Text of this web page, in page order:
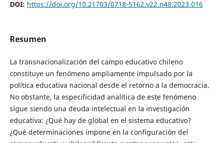
DOI: https://doi.org/10.21703/0718-5162.v22.n48.2023.016
Resumen
La transnacionalización del campo educativo chileno
constituye un fenómeno ampliamente impulsado por la
política educativa nacional desde el retorno a la democracia.
No obstante, la especificidad analítica de este fenómeno
sigue siendo una deuda intelectual en la investigación
educativa: ¿Qué hay de global en el sistema educativo?
¿Qué determinaciones impone en la configuración del